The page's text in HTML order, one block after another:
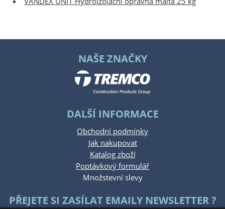
NAŠE ZNAČKY
DALŠÍ INFORMACE
Obchodní podmínky
Jak nakupovat
Katalog zboží
Poptávkový formulář
Množstevní slevy
PŘEJETE SI ZASÍLAT EMAILY NEWSLETTER ?